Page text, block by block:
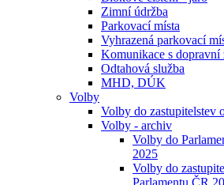
Zimní údržba
Parkovací místa
Vyhrazená parkovací
Komunikace s dopravní
Odtahová služba
MHD, DÚK
Volby
Volby do zastupitelstev
Volby - archiv
Volby do
2025
Volby do
Parlamentu ČR